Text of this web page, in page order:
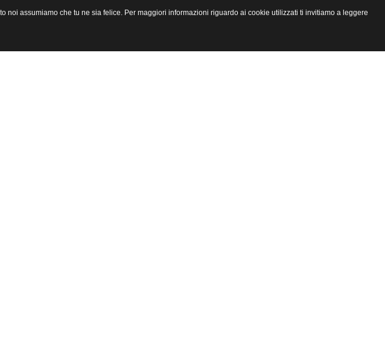
Chiudi finestra
assumiamo che tu ne sia felice. Per maggiori informazioni riguardo ai cookie utilizzati ti invitiamo a leggere